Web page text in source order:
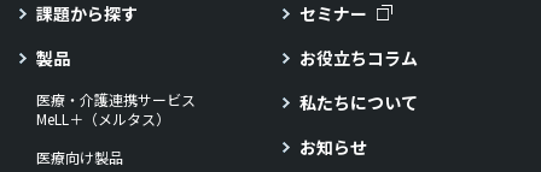
課題から探す
製品
医療・介護連携サービス
MeLL＋（メルタス）
医療向け製品
セミナー
お役立ちコラム
私たちについて
お知らせ